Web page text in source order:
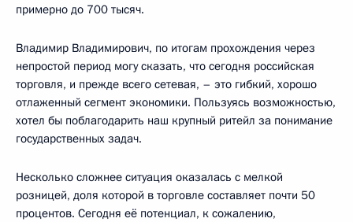
примерно до 700 тысяч.
Владимир Владимирович, по итогам прохождения через
непростой период могу сказать, что сегодня российская
торговля, и прежде всего сетевая, – это гибкий, хорошо
отлаженный сегмент экономики. Пользуясь возможностью,
хотел бы поблагодарить наш крупный ритейл за понимание
государственных задач.
Несколько сложнее ситуация оказалась с мелкой
розницей, доля которой в торговле составляет почти 50
процентов. Сегодня её потенциал, к сожалению,